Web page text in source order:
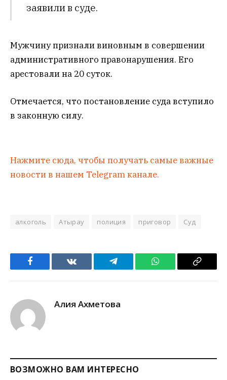
заявили в суде.
Мужчину признали виновным в совершении
административного правонарушения. Его
арестовали на 20 суток.
Отмечается, что постановление суда вступило
в законную силу.
Нажмите сюда, чтобы получать самые важные
новости в нашем Telegram канале.
алкоголь Атырау полиция приговор Суд
Facebook VKontakteTelegram WhatsApp Copy
Алия Ахметова
ВОЗМОЖНО ВАМ ИНТЕРЕСНО